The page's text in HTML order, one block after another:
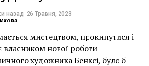
ключевых фигур эпохи Тюдоров.
обнаружили, что под портретом
скрывается Мадонна с Младенцем,
государственного казначея
Томаса Саквилля (Thomas
назад 26 Травня, 2023
мистецтвом, прокинутися і
власником нової роботи
художника Бенксі, було б